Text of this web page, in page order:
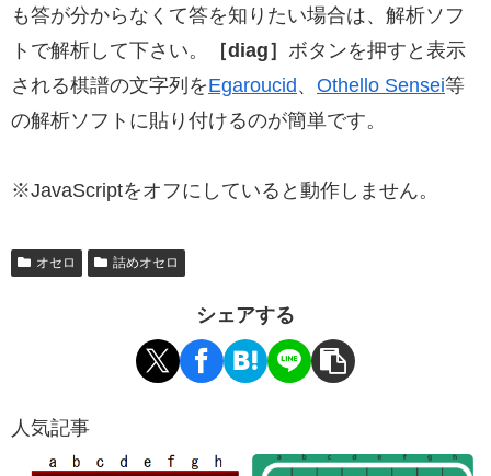
も答が分からなくて答を知りたい場合は、解析ソフ
トで解析して下さい。
［diag］ ボタンを押すと表示
される棋譜の文字列をEgaroucid、 Othello Sensei等
の解析ソフトに貼り付けるのが簡単です。
※JavaScriptをオフにしていると動作しません。
オセロ 詰めオセロ
シェアする
人気記事